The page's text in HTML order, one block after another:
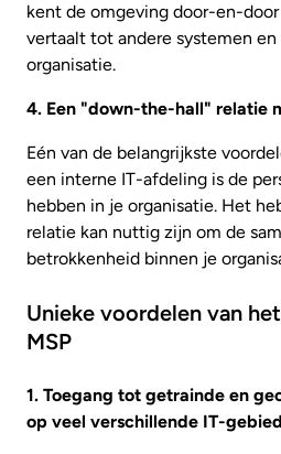
kent de omgeving door-en-
vertaalt tot andere systemen
organisatie.
4. Een "down-the-hall" relatie
Eén van de belangrijkste
een interne IT-afdeling is de
hebben in je organisatie. Het
relatie kan nuttig zijn om de
betrokkenheid binnen je
Unieke voordelen van
MSP
1. Toegang tot getrainde en
op veel verschillende IT-